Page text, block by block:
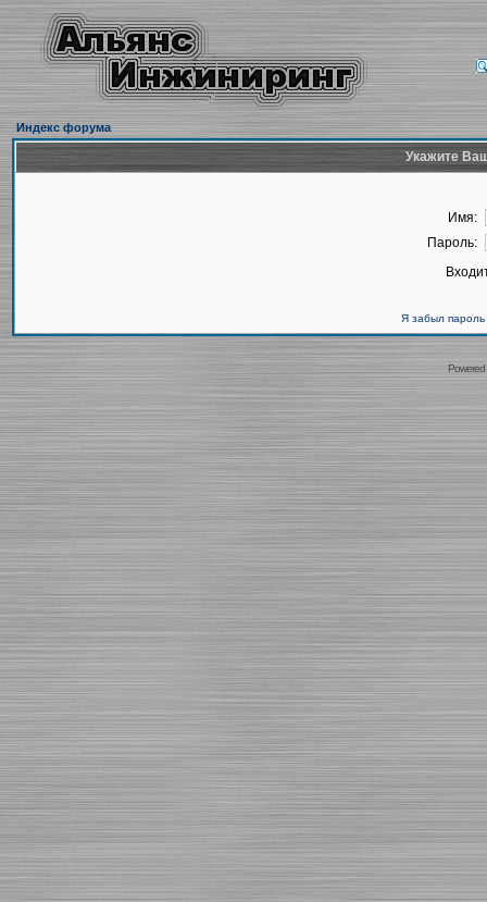
Индекс форума
Укажите
Имя:
Пароль:
Я забыл пароль